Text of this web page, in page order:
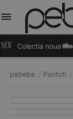
Colectia noua
pebebe / Pantofi /